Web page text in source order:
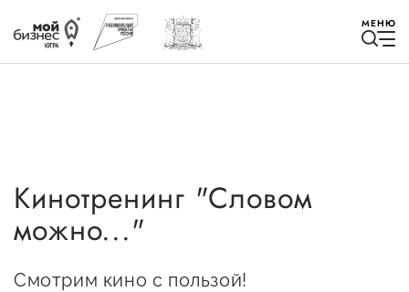
МЕНЮ
Избранное
Быть в курсе
Кинотренинг "Словом
можно..."
Смотрим кино с пользой!